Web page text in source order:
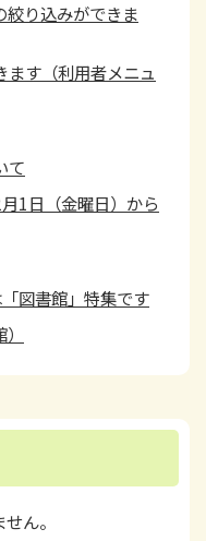
絞り込みができま
ます（利用者メニュ
て
1日（金曜日）から
図書館」特集です
ん。